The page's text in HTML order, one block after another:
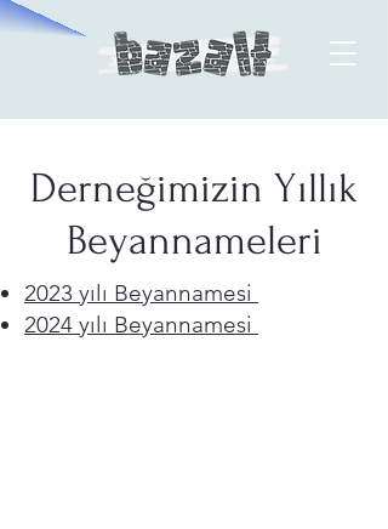
Derneğimizin Yıllık
Beyannameleri
2023 yılı Beyannamesi
2024 yılı Beyannamesi